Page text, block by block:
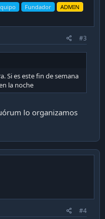
Fundador ADMIN
#3
Si es este fin de semana
la noche
lo organizamos
#4